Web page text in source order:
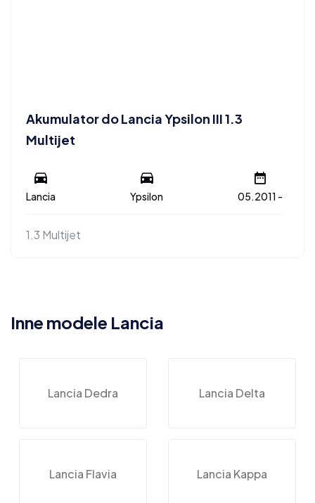
Akumulator do Lancia Ypsilon III 1.3
Multijet
Lancia Ypsilon 05.2011 -
1.3 Multijet
Inne modele Lancia
Lancia Dedra Lancia Delta
Lancia Flavia Lancia Kappa